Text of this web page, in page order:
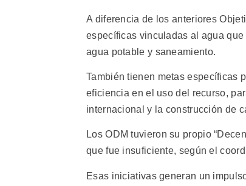
A diferencia de los anteriores
específicas vinculadas al agua
agua potable y saneamiento.
También tienen metas específicas
eficiencia en el uso del recurso,
internacional y la construcción de
Los ODM tuvieron su propio
que fue insuficiente, según el
Esas iniciativas generan un